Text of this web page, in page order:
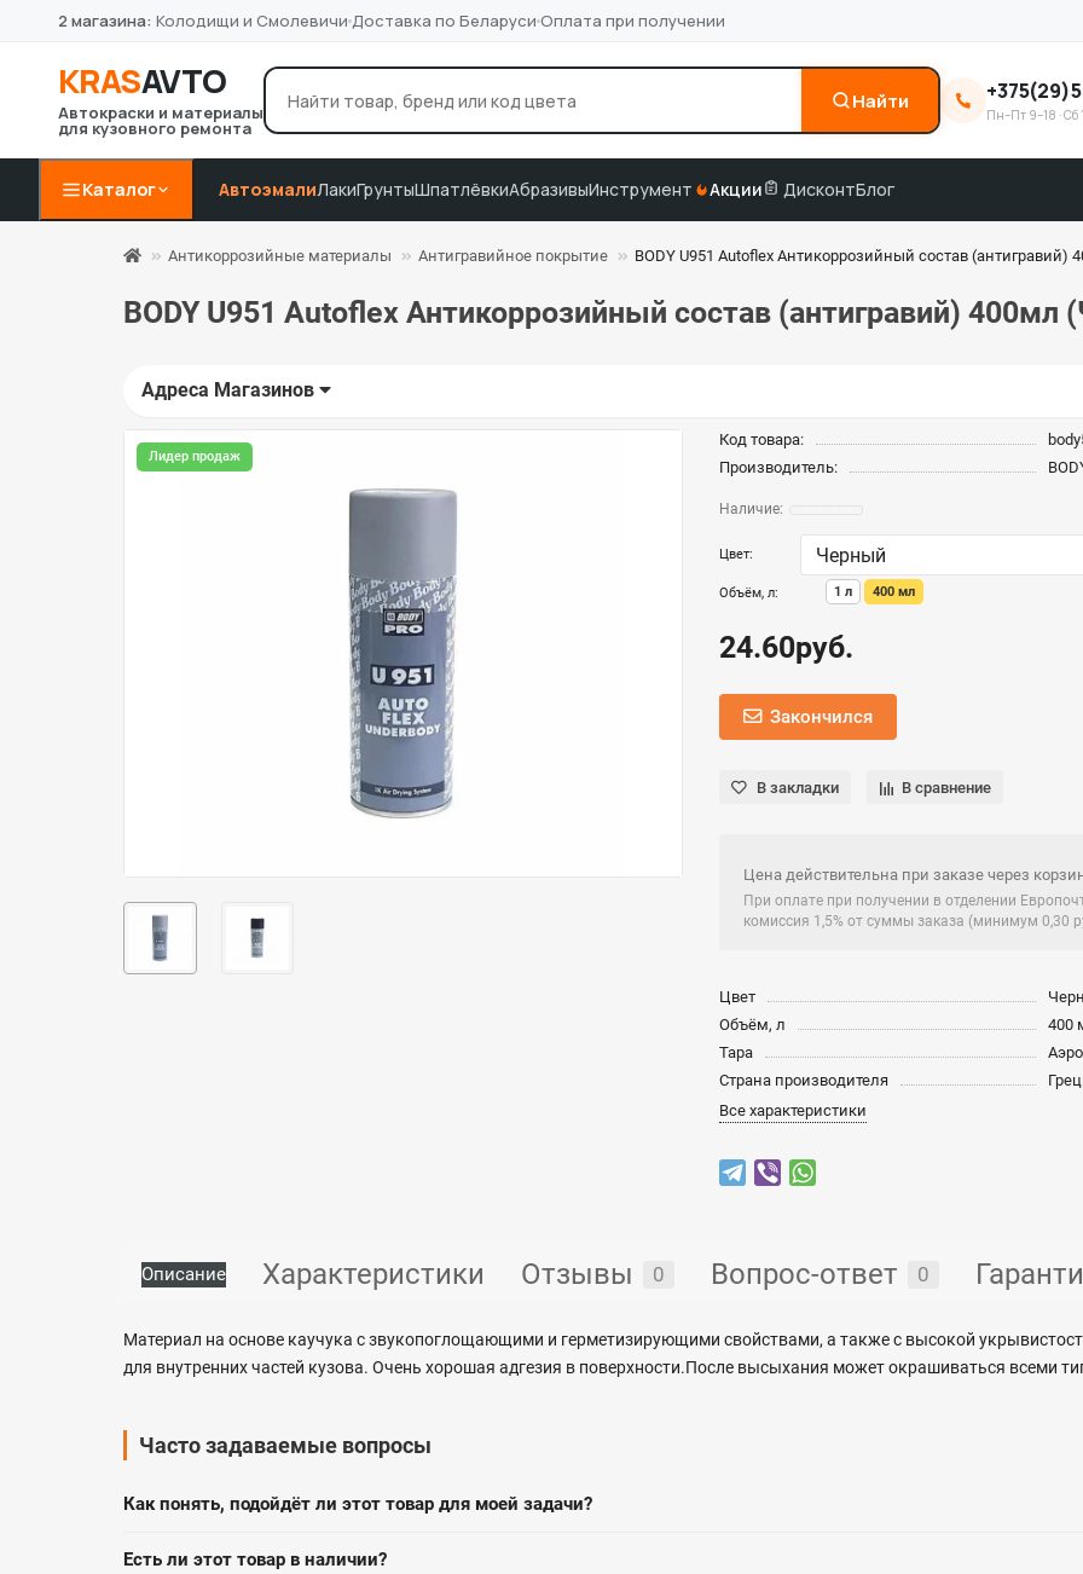
2 магазина: Колодищи и Смолевичи Доставка по Беларуси Оплата при получении
KRASAVTO
Автокраски и материалы
для кузовного ремонта
Найти
Например: лак Novol грунт 4+1 P80 3M краска по коду подбор по VIN
Пн–Пт 9–18 · Сб
Каталог АвтоэмалиЛакиГрунтыШпатлёвкиАбразивыИнструмент Акции ДисконтБлог
Антикоррозийные материалы Антигравийное покрытие BODY U951 Autoflex Антикоррозийный состав
BODY U951 Autoflex Антикоррозийный состав (антигравий) 400мл
Адреса Магазинов
Лидер продаж
Код товара:
Производитель:
Цвет:
Объём, л: 1 л 400 мл
24.60руб.
Закончился
В закладки В сравнение
Цена действительна при заказе через
При оплате при получении в отделении
комиссия 1,5% от суммы заказа (минимум 0,30
Цвет
Объём, л
400
Тара
Страна производителя
Все характеристики
Описание Характеристики Отзывы 0 Вопрос-ответ 0
Материал на основе каучука с звукопоглощающими и герметизирующими свойствами, а также с высокой
для внутренних частей кузова. Очень хорошая адгезия в поверхности.После высыхания может окрашиваться всеми
Часто задаваемые вопросы
Как понять, подойдёт ли этот товар для моей задачи?
Есть ли этот товар в наличии?